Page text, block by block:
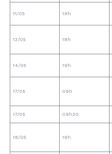
11/05 19h
13/05 18h
14/05 19h
17/05 09h
17/05 09h30
18/05 19h